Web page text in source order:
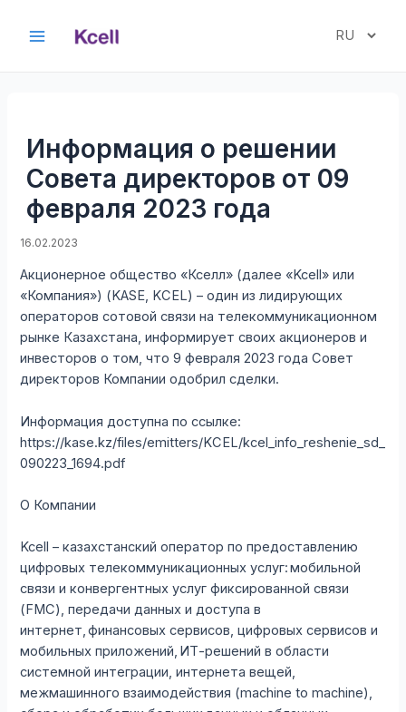
Выбрать
Информация о решении
Совета директоров от 09
февраля 2023 года
16.02.2023
Акционерное общество «Кселл» (далее «Kcell» или
«Компания») (KASE, KCEL) – один из лидирующих
операторов сотовой связи на телекоммуникационном
рынке Казахстана, информирует своих акционеров и
инвесторов о том, что 9 февраля 2023 года Совет
директоров Компании одобрил сделки.
Информация доступна по ссылке:
https://kase.kz/files/emitters/KCEL/kcel_info_reshenie_sd_
090223_1694.pdf
О Компании
Kcell – казахстанский оператор по предоставлению
цифровых телекоммуникационных услуг: мобильной
связи и конвергентных услуг фиксированной связи
(FMC), передачи данных и доступа в
интернет, финансовых сервисов, цифровых сервисов и
мобильных приложений, ИТ-решений в области
системной интеграции, интернета вещей,
межмашинного взаимодействия (machine to machine),